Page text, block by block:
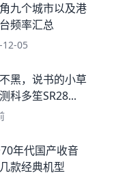
九个城市以及港
频率汇总
05
黑，说书的小草
科多笙SR28...
年代国产收音
款经典机型